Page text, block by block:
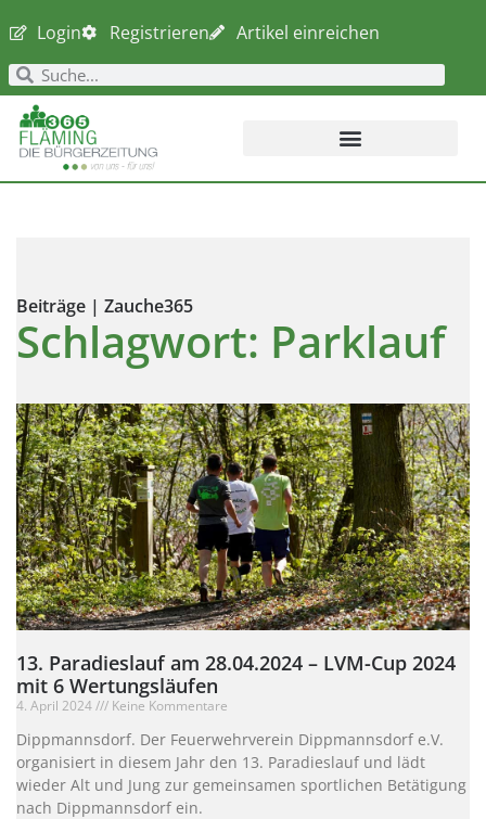
Login Registrieren Artikel einreichen
Beiträge | Zauche365
Schlagwort: Parklauf
13. Paradieslauf am 28.04.2024 – LVM-Cup 2024
mit 6 Wertungsläufen
4. April 2024 Keine Kommentare
Dippmannsdorf. Der Feuerwehrverein Dippmannsdorf e.V.
organisiert in diesem Jahr den 13. Paradieslauf und lädt
wieder Alt und Jung zur gemeinsamen sportlichen Betätigung
nach Dippmannsdorf ein.